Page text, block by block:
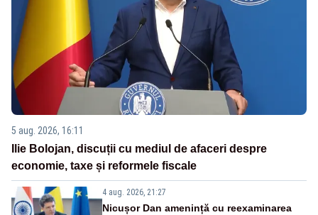
5 aug. 2026, 16:11
Ilie Bolojan, discuții cu mediul de afaceri despre
economie, taxe și reformele fiscale
4 aug. 2026, 21:27
Nicușor Dan amenință cu reexaminarea